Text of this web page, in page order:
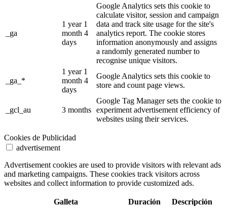
_ga
1 year 1
month 4
days
Google Analytics sets this cookie to
calculate visitor, session and campaign
data and track site usage for the site's
analytics report. The cookie stores
information anonymously and assigns
a randomly generated number to
recognise unique visitors.
_ga_*
1 year 1
month 4
days
Google Analytics sets this cookie to
store and count page views.
_gcl_au 3 months
Google Tag Manager sets the cookie to
experiment advertisement efficiency of
websites using their services.
Cookies de Publicidad
advertisement
Advertisement cookies are used to provide visitors with relevant ads
and marketing campaigns. These cookies track visitors across
websites and collect information to provide customized ads.
Galleta Duración Descripción